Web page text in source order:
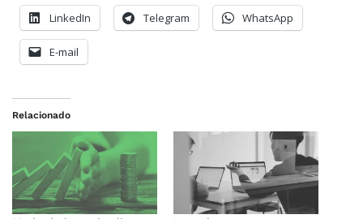
LinkedIn Telegram WhatsApp
E-mail
Relacionado